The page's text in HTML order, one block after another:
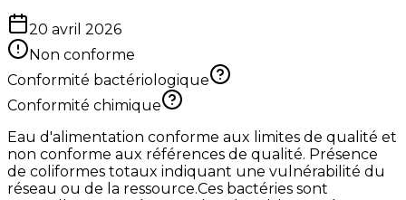
20 avril 2026
Non conforme
Conformité bactériologique
Conformité chimique
Eau d'alimentation conforme aux limites de qualité et
non conforme aux références de qualité. Présence
de coliformes totaux indiquant une vulnérabilité du
réseau ou de la ressource.Ces bactéries sont